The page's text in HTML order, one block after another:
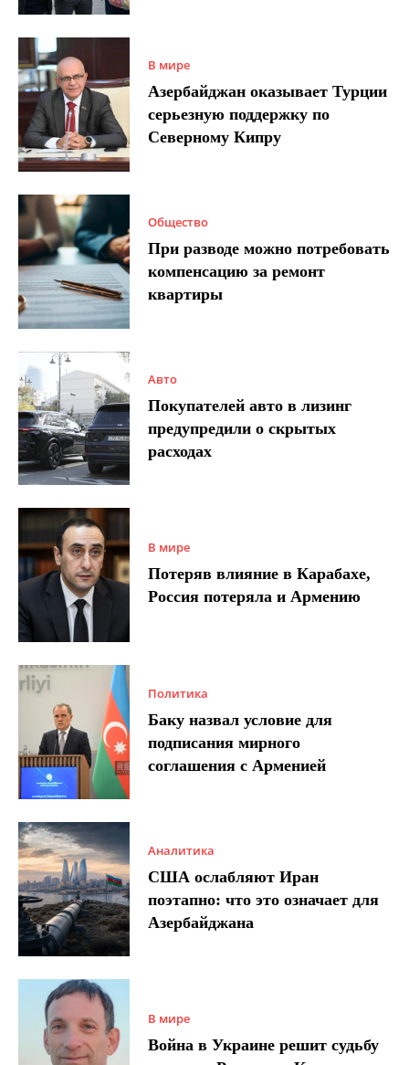
В мире
Азербайджан оказывает Турции
серьезную поддержку по
Северному Кипру
Общество
При разводе можно потребовать
компенсацию за ремонт
квартиры
Авто
Покупателей авто в лизинг
предупредили о скрытых
расходах
В мире
Потеряв влияние в Карабахе,
Россия потеряла и Армению
Политика
Баку назвал условие для
подписания мирного
соглашения с Арменией
Аналитика
США ослабляют Иран
поэтапно: что это означает для
Азербайджана
В мире
Война в Украине решит судьбу